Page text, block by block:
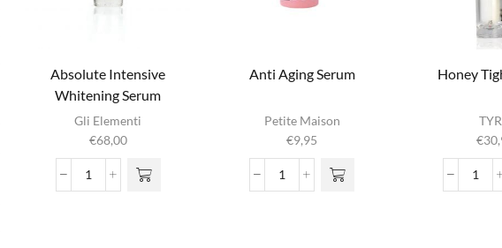
Absolute Intensive
Whitening Serum
Gli Elementi
€68,00
Absolute
Anti Aging Serum
Petite Maison
€9,95
Anti
Honey
€